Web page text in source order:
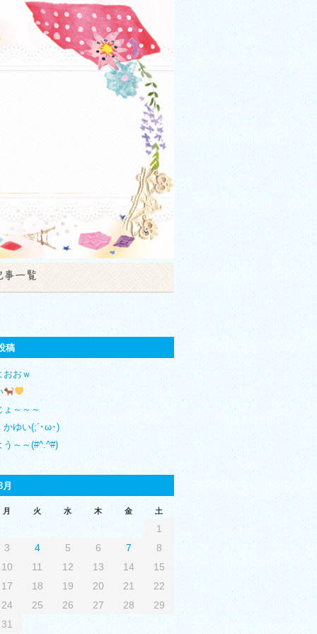
稿
おおｗ
ょ～～～
かゆい(;´･ω･)
う～～(#^.^#)
月 火 水 木 金 土
1
3
4 5 6 7
8
10
11 12 13 14
15
17
18 19 20 21
22
24
25 26 27 28
29
31